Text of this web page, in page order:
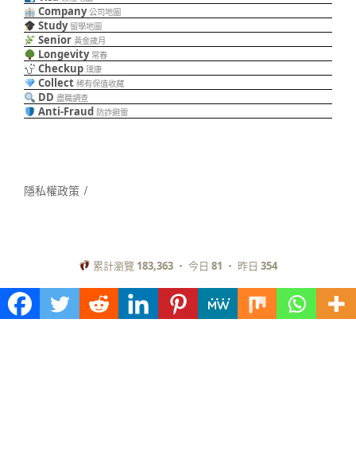
Company 公司地圖
Study 留學地圖
Senior 黃金歲月
Longevity 常春
Checkup 璞康
Collect 稀有保值收藏
DD 盡職調查
Anti-Fraud 防詐避雷
隱私權政策
累計瀏覽 183,363・ 今日 81 ・ 昨日 354